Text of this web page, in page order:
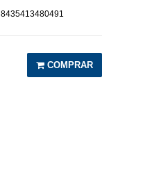
8435413480491
COMPRAR